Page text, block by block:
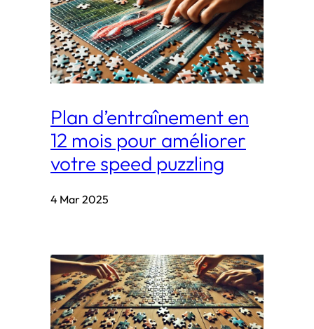
Plan d’entraînement en
12 mois pour améliorer
votre speed puzzling
4 Mar 2025